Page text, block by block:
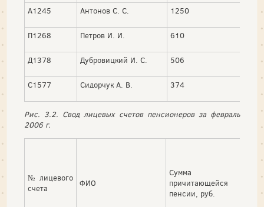
А1245 Антонов С. С. 1250
П1268 Петров И. И. 610
Д1378 Дубровицкий И. С. 506
С1577 Сидорчук А. В. 374
Рис. 3.2. Свод лицевых счетов пенсионеров за февраль
2006 г.
№ лицевого
счета
ФИО
Сумма
причитающейся
пенсии, руб.